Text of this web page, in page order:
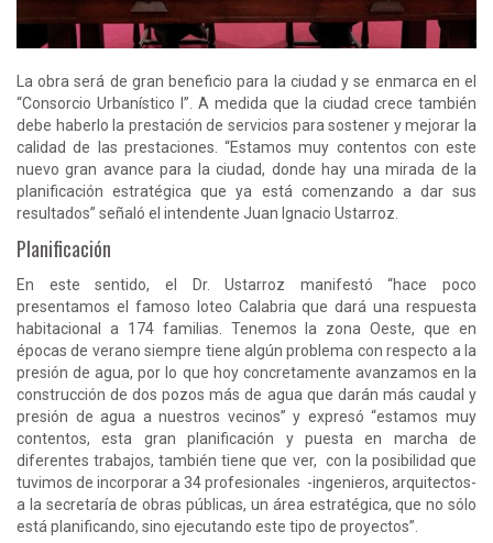
La obra será de gran beneficio para la ciudad y se enmarca en el
“Consorcio Urbanístico I”. A medida que la ciudad crece también
debe haberlo la prestación de servicios para sostener y mejorar la
calidad de las prestaciones. “Estamos muy contentos con este
nuevo gran avance para la ciudad, donde hay una mirada de la
planificación estratégica que ya está comenzando a dar sus
resultados” señaló el intendente Juan Ignacio Ustarroz.
Planificación
En este sentido, el Dr. Ustarroz manifestó “hace poco
presentamos el famoso loteo Calabria que dará una respuesta
habitacional a 174 familias. Tenemos la zona Oeste, que en
épocas de verano siempre tiene algún problema con respecto a la
presión de agua, por lo que hoy concretamente avanzamos en la
construcción de dos pozos más de agua que darán más caudal y
presión de agua a nuestros vecinos” y expresó “estamos muy
contentos, esta gran planificación y puesta en marcha de
diferentes trabajos, también tiene que ver, con la posibilidad que
tuvimos de incorporar a 34 profesionales -ingenieros, arquitectos-
a la secretaría de obras públicas, un área estratégica, que no sólo
está planificando, sino ejecutando este tipo de proyectos”.